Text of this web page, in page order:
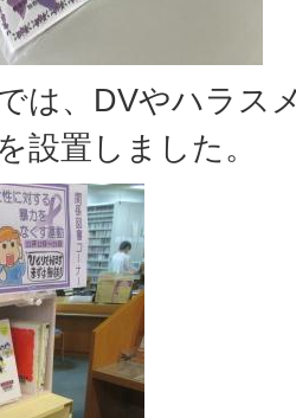
は、DVやハラス
設置しました。